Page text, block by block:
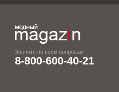
Звоните по всем вопросам
8-800-600-40-21